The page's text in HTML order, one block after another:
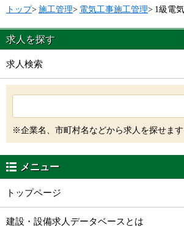
トップ> 施工管理> 電気工事施工管理> 1級電
求人を探す
求人検索
※企業名、市町村名などから求人を探せます
メニュー
トップページ
建設・設備求人データベースとは